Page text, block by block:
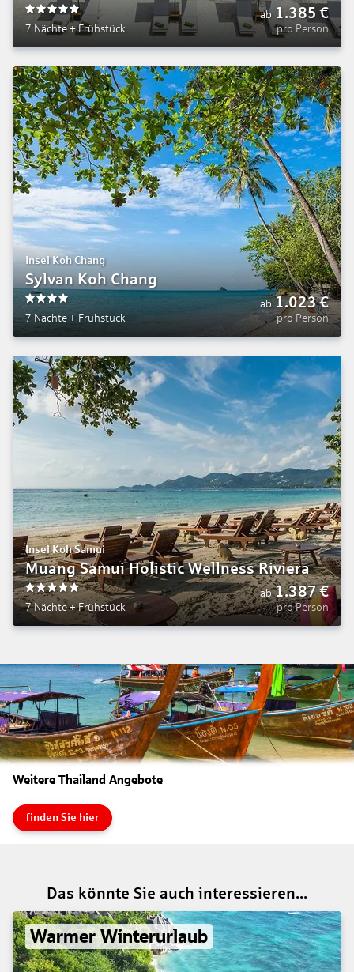
7 Nächte +Frühstück
ab 1.385 €
pro Person
Insel Koh Chang
Sylvan Koh Chang
4
7 Nächte + Frühstück
ab 1.023€
pro Person
Insel Koh Samui
Muang Samui Holistic Wellness Riviera
5
7 Nächte+Frühstück
ab 1.387€
pro Person
Weitere Thailand Angebote
finden Sie hier
Das könnte Sie auch interessieren...
Warmer Winterurlaub